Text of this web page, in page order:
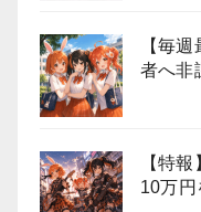
【毎
者へ非
【特
10万円